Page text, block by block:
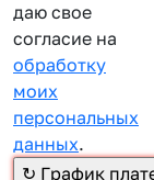
даю свое
согласие на
обработку
моих
персональных
данных.